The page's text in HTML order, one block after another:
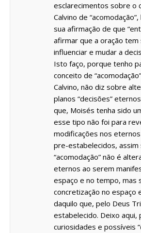
esclarecimentos sobre o
Calvino de
sua afirmação de que
afirmar que a oração
influenciar e mudar a
Isto faço, porque tenho
conceito de
Calvino, não diz sobre
planos “decisões”
que, Moisés tenha sido
esse tipo não foi para
modificações nos
pre-estabelecidos, assim
“acomodação” não é
eternos ao serem
espaço e no tempo, mas
concretização no espaço
daquilo que, pelo Deus
estabelecido. Deixo aqui,
curiosidades e possíveis